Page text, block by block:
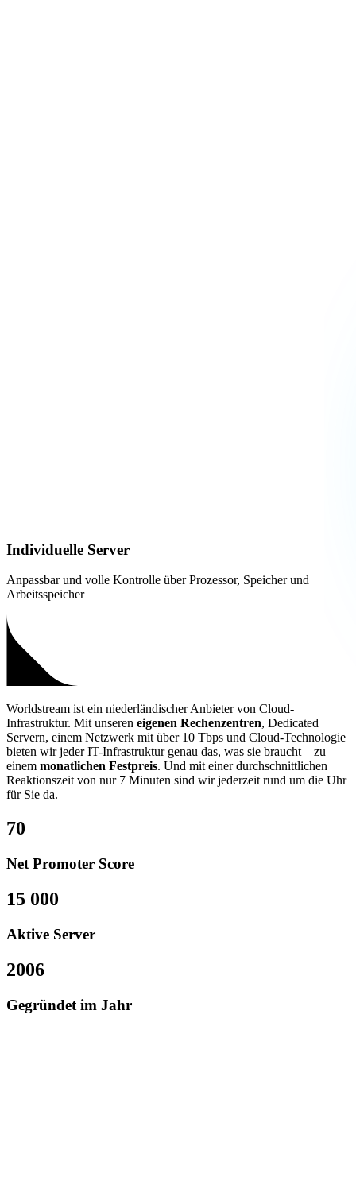
Individuelle Server
Anpassbar und volle Kontrolle über Prozessor, Speicher und
Arbeitsspeicher
Worldstream ist ein niederländischer Anbieter von Cloud-
Infrastruktur. Mit unseren eigenen Rechenzentren, Dedicated
Servern, einem Netzwerk mit über 10 Tbps und Cloud-Technologie
bieten wir jeder IT-Infrastruktur genau das, was sie braucht – zu
einem monatlichen Festpreis. Und mit einer durchschnittlichen
Reaktionszeit von nur 7 Minuten sind wir jederzeit rund um die Uhr
für Sie da.
70
Net Promoter Score
15 000
Aktive Server
2006
Gegründet im Jahr